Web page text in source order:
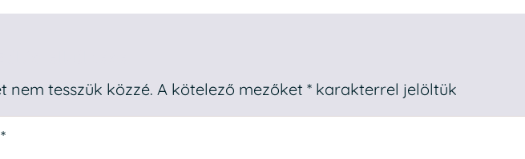
nem tesszük közzé. A kötelező mezőket * karakterrel jelöltük